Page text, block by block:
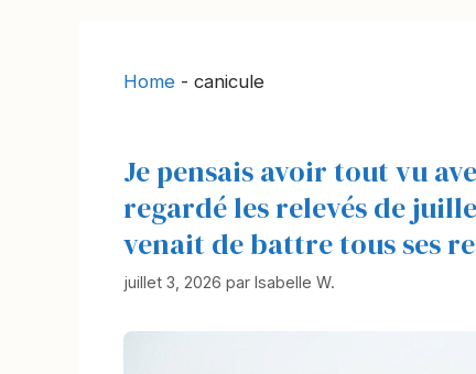
Home - canicule
Je pensais avoir tout vu
regardé les relevés de
venait de battre tous ses
juillet 3, 2026 par Isabelle W.